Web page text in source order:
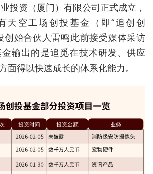
投资（厦门）有限公司正式成立，
天空工场创投基金（即“追创创
创始合伙人雷鸣此前接受媒体采访
输出的是追觅在技术研发、供应
面得以快速成长的体系化能力。